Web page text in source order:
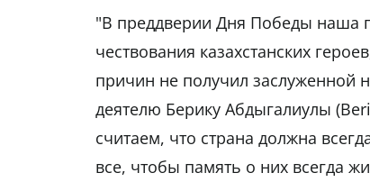
"В преддверии Дня Победы наша
чествования казахстанских
причин не получил заслуженной
деятелю Берику Абдыгалиулы
считаем, что страна должна
все, чтобы память о них всегда